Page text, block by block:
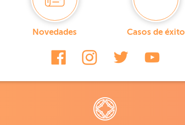
Novedades Casos de éxito